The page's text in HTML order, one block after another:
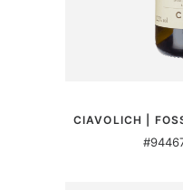
CIAVOLICH |